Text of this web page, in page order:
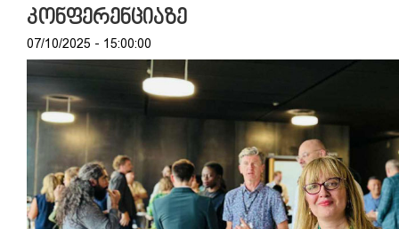
კონფერენციაზე
07/10/2025 - 15:00:00